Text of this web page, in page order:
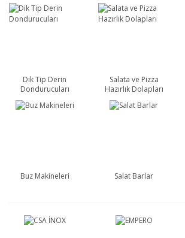
Dik Tip Derin
Dondurucuları
Salata ve Pizza
Hazırlık Dolapları
Buz Makineleri Salat Barlar